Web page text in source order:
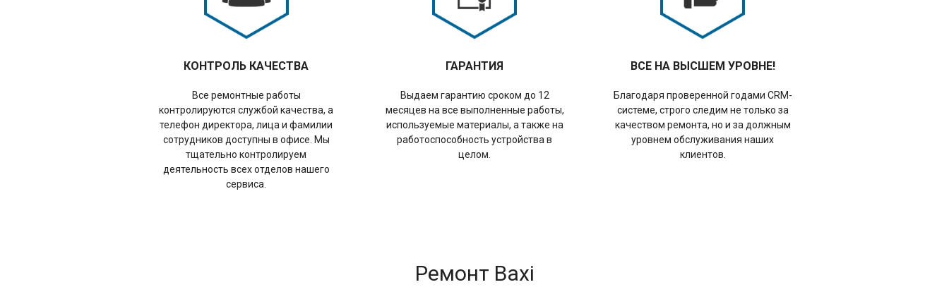
КОНТРОЛЬ КАЧЕСТВА
Все ремонтные работы
контролируются службой качества, а
телефон директора, лица и фамилии
сотрудников доступны в офисе. Мы
тщательно контролируем
деятельность всех отделов нашего
сервиса.
ГАРАНТИЯ
Выдаем гарантию сроком до 12
месяцев на все выполненные работы,
используемые материалы, а также на
работоспособность устройства в
целом.
ВСЕ НА ВЫСШЕМ УРОВНЕ!
Благодаря проверенной годами CRM-
системе, строго следим не только за
качеством ремонта, но и за должным
уровнем обслуживания наших
клиентов.
Ремонт Baxi